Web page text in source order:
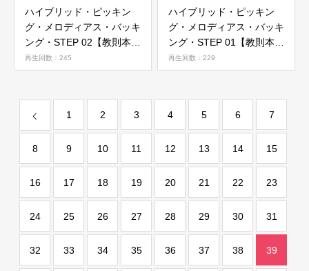
ハイブリッド・ピッキン
グ・メロディアス・バッキ
ング・STEP 02【教則本・
バズフレーズ・STEP 11】
再生回数：245
ハイブリッド・ピッキン
グ・メロディアス・バッキ
ング・STEP 01【教則本・
バズフレーズ・STEP 11】
再生回数：229
1 2 3 4 5 6 7
8 9 10 11 12 13 14 15
16 17 18 19 20 21 22 23
24 25 26 27 28 29 30 31
32 33 34 35 36 37 38 39